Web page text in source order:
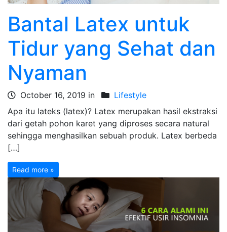
Bantal Latex untuk
Tidur yang Sehat dan
Nyaman
October 16, 2019 in
Lifestyle
Apa itu lateks (latex)? Latex merupakan hasil ekstraksi
dari getah pohon karet yang diproses secara natural
sehingga menghasilkan sebuah produk. Latex berbeda
[…]
Read more »